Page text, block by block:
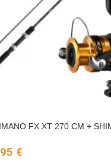
FX XT 270 CM +
€El